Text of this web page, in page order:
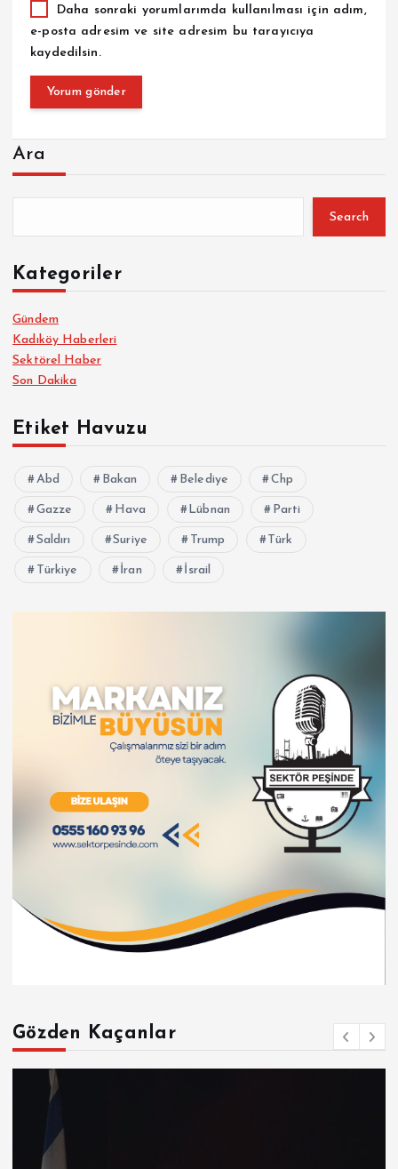
Daha sonraki yorumlarımda kullanılması için adım,
e-posta adresim ve site adresim bu tarayıcıya
kaydedilsin.
Ara
Search
Kategoriler
Gündem
Kadıköy Haberleri
Sektörel Haber
Son Dakika
Etiket Havuzu
Abd Bakan Belediye Chp
Gazze Hava Lübnan Parti
Saldırı Suriye Trump Türk
Türkiye İran İsrail
Gözden Kaçanlar